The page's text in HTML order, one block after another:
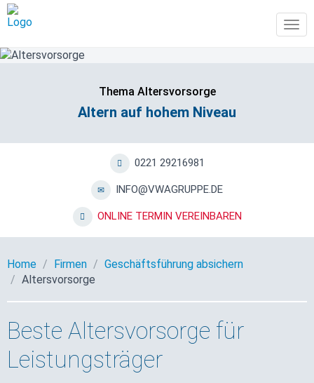
Thema Altersvorsorge
Altern auf hohem Niveau
0221 29216981
INFO@VWAGRUPPE.DE
ONLINE TERMIN VEREINBAREN
Home Firmen
Geschäftsführung absichern
Altersvorsorge
Beste Altersvorsorge für
Leistungsträger